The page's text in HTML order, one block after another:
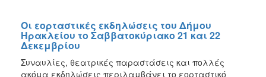
Οι εορταστικές εκδηλώσεις του Δήμου
Ηρακλείου το Σαββατοκύριακο 21 και 22
Δεκεμβρίου
Συναυλίες, θεατρικές παραστάσεις και πολλές
ακόμα εκδηλώσεις περιλαμβάνει το εορταστικό